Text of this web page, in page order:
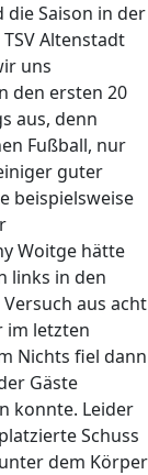
die Saison in der
Altenstadt
uns
den ersten 20
aus, denn
Fußball, nur
guter
beispielsweise
Woitge hätte
links in den
aus acht
im letzten
Nichts fiel dann
Gäste
konnte. Leider
Schuss
dem Körper